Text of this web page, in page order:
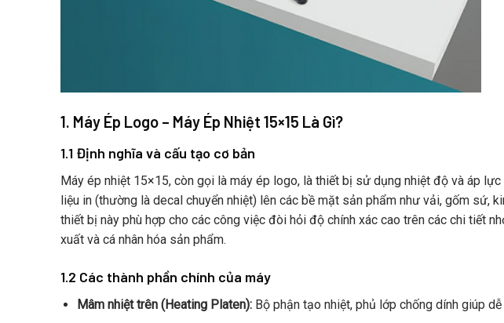
1. Máy Ép Logo – Máy Ép Nhiệt 15×15 Là Gì?
1.1 Định nghĩa và cấu tạo cơ bản
Máy ép nhiệt 15×15, còn gọi là máy ép logo, là thiết bị sử dụng nhiệt độ và áp
liệu in (thường là decal chuyển nhiệt) lên các bề mặt sản phẩm như vải, gốm sứ,
thiết bị này phù hợp cho các công việc đòi hỏi độ chính xác cao trên các chi tiết
xuất và cá nhân hóa sản phẩm.
1.2 Các thành phần chính của máy
Mâm nhiệt trên (Heating Platen):Bộ phận tạo nhiệt, phủ lớp chống dính giúp